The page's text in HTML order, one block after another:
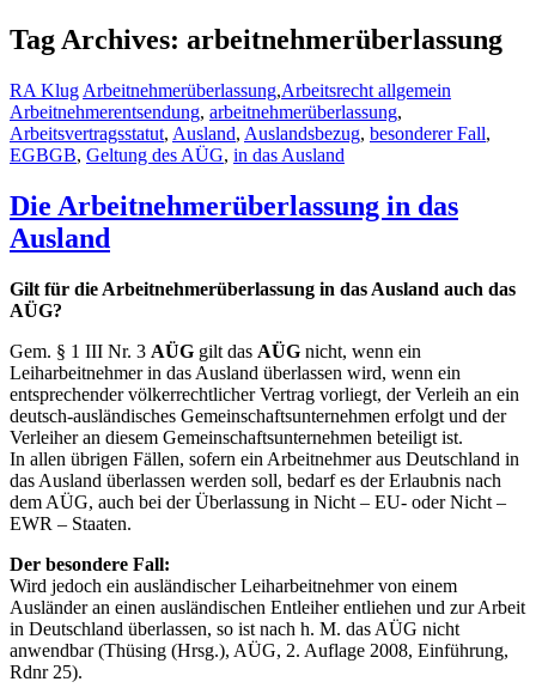
Tag Archives: arbeitnehmerüberlassung
RA Klug Arbeitnehmerüberlassung,Arbeitsrecht allgemein
Arbeitnehmerentsendung, arbeitnehmerüberlassung,
Arbeitsvertragsstatut, Ausland, Auslandsbezug, besonderer Fall,
EGBGB, Geltung des AÜG, in das Ausland
Die Arbeitnehmerüberlassung in das
Ausland
Gilt für die Arbeitnehmerüberlassung in das Ausland auch das
AÜG?
Gem. § 1 III Nr. 3 AÜG gilt das AÜG nicht, wenn ein
Leiharbeitnehmer in das Ausland überlassen wird, wenn ein
entsprechender völkerrechtlicher Vertrag vorliegt, der Verleih an ein
deutsch-ausländisches Gemeinschaftsunternehmen erfolgt und der
Verleiher an diesem Gemeinschaftsunternehmen beteiligt ist.
In allen übrigen Fällen, sofern ein Arbeitnehmer aus Deutschland in
das Ausland überlassen werden soll, bedarf es der Erlaubnis nach
dem AÜG, auch bei der Überlassung in Nicht – EU- oder Nicht –
EWR – Staaten.
Der besondere Fall:
Wird jedoch ein ausländischer Leiharbeitnehmer von einem
Ausländer an einen ausländischen Entleiher entliehen und zur Arbeit
in Deutschland überlassen, so ist nach h. M. das AÜG nicht
anwendbar (Thüsing (Hrsg.), AÜG, 2. Auflage 2008, Einführung,
Rdnr 25).